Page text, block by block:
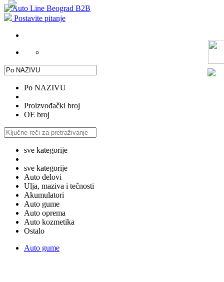
Postavite pitanje
Po NAZIVU
Proizvođački broj
OE broj
sve kategorije
sve kategorije
Auto delovi
Ulja, maziva i tečnosti
Akumulatori
Auto gume
Auto oprema
Auto kozmetika
Ostalo
Auto gume